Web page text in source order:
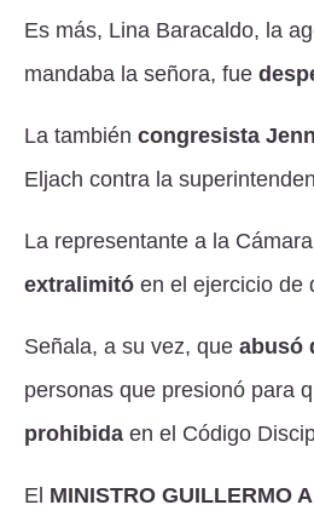
Es más, Lina Baracaldo, la
mandaba la señora, fue
La también congresista
Eljach contra la
La representante a la
extralimitó en el ejercicio de
Señala, a su vez, que abusó
personas que presionó para
prohibida en el Código
El MINISTRO GUILLERMO